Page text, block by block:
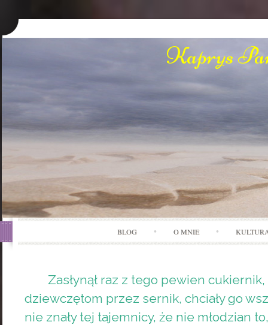
Kaprys
BLOG O MNIE
Zasłynął raz z tego pewien cukiernik,
dziewczętom przez sernik, chciały go
nie znały tej tajemnicy, że nie młodzian